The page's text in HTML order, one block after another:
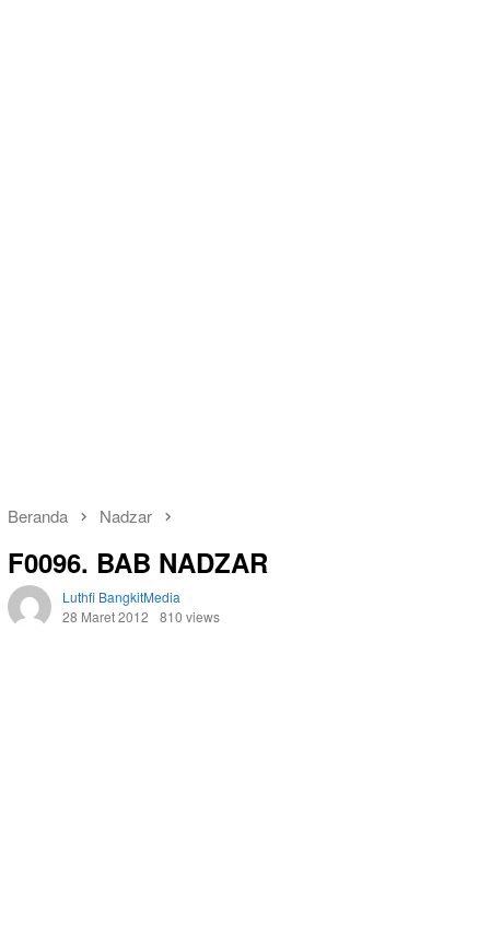
Beranda Nadzar
F0096. BAB NADZAR
Luthfi BangkitMedia
28 Maret 2012
810 views